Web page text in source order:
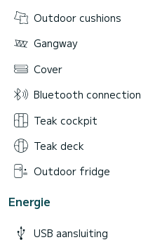
Outdoor cushions
Gangway
Cover
Bluetooth connection
Teak cockpit
Teak deck
Outdoor fridge
Energie
USB aansluiting